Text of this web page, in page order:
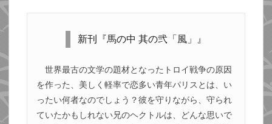
新刊『馬の中 其の弐「風」』
世界最古の文学の題材となったトロイ戦争の原因
を作った、美しく軽率で恋多い青年パリスとは、い
ったい何者なのでしょう？彼を守りながら、守られ
ていたかもしれない兄のヘクトルは、どんな思いで